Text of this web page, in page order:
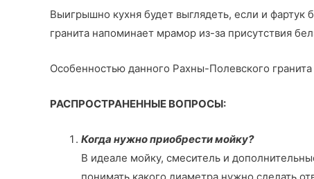
Выигрышно кухня будет выглядеть, если и фартук
гранита напоминает мрамор из-за присутствия
Особенностью данного Рахны-Полевского
РАСПРОСТРАНЕННЫЕ ВОПРОСЫ:
Когда нужно приобрести мойку?
В идеале мойку, смеситель и